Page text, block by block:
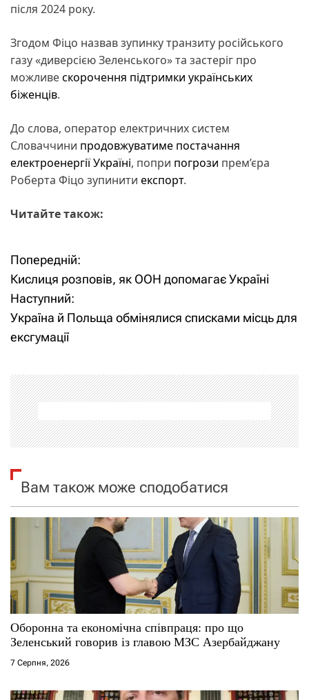
після 2024 року.
Згодом Фіцо назвав зупинку транзиту російського
газу «диверсією Зеленського» та застеріг про
можливескорочення підтримки українських
біженців.
До слова, оператор електричних систем
Словаччини продовжуватиме постачання
електроенергії Україні, попри погрози прем’єра
Роберта Фіцо зупинити експорт.
Читайте також:
Н
а
в
г
а
ц
і
я
з
а
п
и
с
Попередній:
Кислиця розповів, як ООН допомагає Україні
Наступний:
Україна й Польща обмінялися списками місць для
ексгумації
Вам також може сподобатися
Оборонна та економічна співпраця: про що
Зеленський говорив із главою МЗС Азербайджану
7 Серпня, 2026